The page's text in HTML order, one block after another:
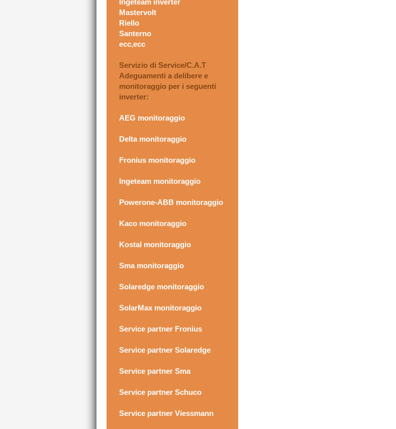
Mastervolt
Riello
Santerno
ecc,ecc
Servizio di Service/C.A.T
Adeguamenti a delibere e
monitoraggio per i seguenti
inverter:
AEG monitoraggio
Delta monitoraggio
Fronius monitoraggio
Ingeteam monitoraggio
Powerone-ABB monitoraggio
Kaco monitoraggio
Kostal monitoraggio
Sma monitoraggio
Solaredge monitoraggio
SolarMax monitoraggio
Service partner Fronius
Service partner Solaredge
Service partner Sma
Service partner Schuco
Service partner Viessmann